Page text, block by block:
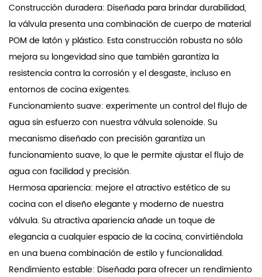
Construcción duradera: Diseñada para brindar durabilidad,
la válvula presenta una combinación de cuerpo de material
POM de latón y plástico. Esta construcción robusta no sólo
mejora su longevidad sino que también garantiza la
resistencia contra la corrosión y el desgaste, incluso en
entornos de cocina exigentes.
Funcionamiento suave: experimente un control del flujo de
agua sin esfuerzo con nuestra válvula solenoide. Su
mecanismo diseñado con precisión garantiza un
funcionamiento suave, lo que le permite ajustar el flujo de
agua con facilidad y precisión.
Hermosa apariencia: mejore el atractivo estético de su
cocina con el diseño elegante y moderno de nuestra
válvula. Su atractiva apariencia añade un toque de
elegancia a cualquier espacio de la cocina, convirtiéndola
en una buena combinación de estilo y funcionalidad.
Rendimiento estable: Diseñada para ofrecer un rendimiento